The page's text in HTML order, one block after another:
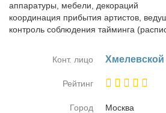
аппаратуры, мебели, декораций
координация прибытия артистов,
контроль соблюдения тайминга
Конт. лицо
Рейтинг
Город
Москва